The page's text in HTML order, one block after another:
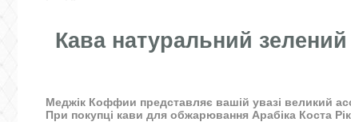
Кава натуральний зелений
Меджік Коффии представляє вашій увазі великий
При покупці кави для обжарювання Арабіка Коста